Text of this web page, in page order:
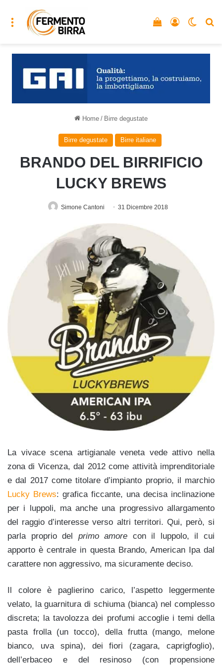
Menu Accedi
Vedi il carrello
Home / Birre degustate
Birre degustate Birre italiane
BRANDO DEL BIRRIFICIO
LUCKY BREWS
Simone Cantoni 31 Dicembre 2018
La vivace scena artigianale veneta vede attivo nella
zona di Vicenza, dal 2012 come attività imprenditoriale
e dal 2017 come titolare d’impianto proprio, il marchio
Lucky Brews: grafica ficcante, una decisa inclinazione
per i luppoli, ma anche una progressivo allargamento
del raggio d’interesse verso altri territori. Qui, però, si
parla proprio del primo amore con il luppolo, il cui
apporto è centrale in questa Brando, American Ipa dal
carattere non aggressivo, ma sicuramente deciso.
Il colore è paglierino carico, l’aspetto leggermente
velato, la guarnitura di schiuma (bianca) nel complesso
discreta; la tavolozza dei profumi accoglie i temi della
pasta frolla (un tocco), della frutta (mango, melone
bianco, uva spina), dei fiori (zagara, caprigfoglio),
dell’erbaceo e del resinoso (con propensione